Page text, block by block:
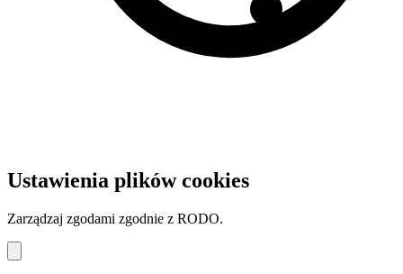
Ustawienia plików cookies
Zarządzaj zgodami zgodnie z RODO.